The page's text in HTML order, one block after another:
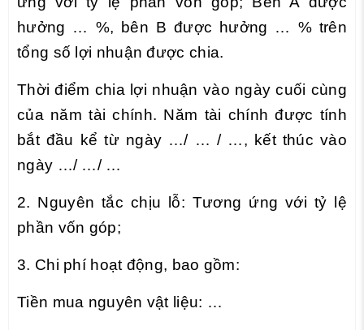
hưởng … %, bên B được hưởng … % trên
tổng số lợi nhuận được chia.
Thời điểm chia lợi nhuận vào ngày cuối cùng
của năm tài chính. Năm tài chính được tính
bắt đầu kể từ ngày …/ … / …, kết thúc vào
ngày …/ …/ …
2. Nguyên tắc chịu lỗ: Tương ứng với tỷ lệ
phần vốn góp;
3. Chi phí hoạt động, bao gồm:
Tiền mua nguyên vật liệu: …